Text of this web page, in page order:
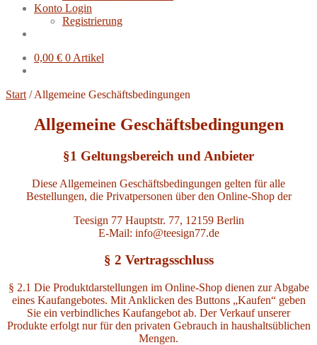
Konto Login
Registrierung
0,00 € 0 Artikel
Start /Allgemeine Geschäftsbedingungen
Allgemeine Geschäftsbedingungen
§1 Geltungsbereich und Anbieter
Diese Allgemeinen Geschäftsbedingungen gelten für alle
Bestellungen, die Privatpersonen über den Online-Shop der
Teesign 77 Hauptstr. 77, 12159 Berlin
E-Mail: info@teesign77.de
§ 2 Vertragsschluss
§ 2.1 Die Produktdarstellungen im Online-Shop dienen zur Abgabe
eines Kaufangebotes. Mit Anklicken des Buttons „Kaufen“ geben
Sie ein verbindliches Kaufangebot ab. Der Verkauf unserer
Produkte erfolgt nur für den privaten Gebrauch in haushaltsüblichen
Mengen.